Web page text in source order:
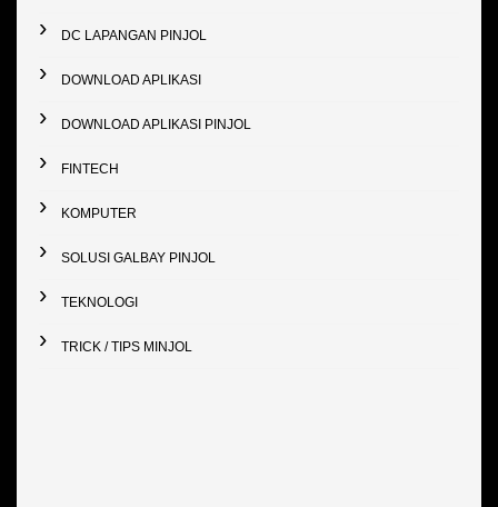
DC LAPANGAN PINJOL
DOWNLOAD APLIKASI
DOWNLOAD APLIKASI PINJOL
FINTECH
KOMPUTER
SOLUSI GALBAY PINJOL
TEKNOLOGI
TRICK / TIPS MINJOL